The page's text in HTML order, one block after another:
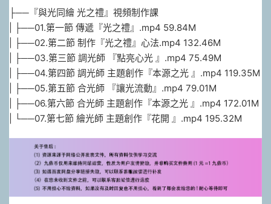
├──『與光同繪 光之禮』視頻制作課
| ├──01.第一節 傳遞『光之禮』.mp4 59.84M
| ├──02.第二節 制作『光之禮』心法.mp4 132.46M
| ├──03.第三節 調光師 『點亮心光 』.mp4 75.49M
| ├──04.第四節 調光師 主題創作『本源之光 』.mp4 119.35M
| ├──05.第五節 合光師 『讓光流動』.mp4 79.01M
| ├──06.第六節 合光師 主題創作『本源之光 』.mp4 172.01M
| └──07.第七節 繪光師 主題創作『花開 』.mp4 195.32M